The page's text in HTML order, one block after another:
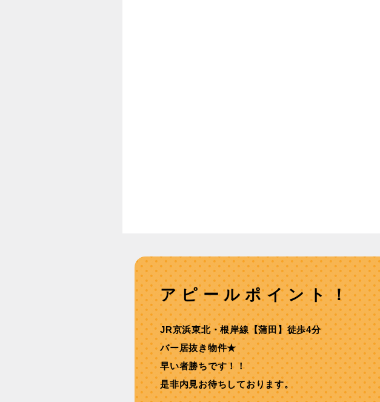
アピールポイント！
JR京浜東北・根岸線【蒲⽥】徒歩4分
バー居抜き物件★
早い者勝ちです！！
是非内見お待ちしております。